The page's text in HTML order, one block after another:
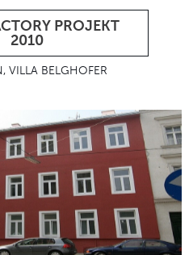
PROJEKT
2010
VILLA BELGHOFER